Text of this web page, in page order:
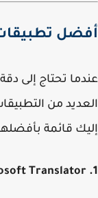
تطبيقات
تحتاج إلى دقة
من
قائمة بأفضلها: